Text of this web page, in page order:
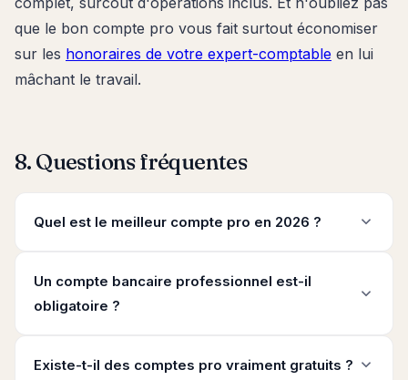
que le bon compte pro vous fait surtout économiser
sur les honoraires de votre expert-comptable en lui
mâchant le travail.
8. Questions fréquentes
Quel est le meilleur compte pro en 2026 ?
Un compte bancaire professionnel est-il
obligatoire ?
Existe-t-il des comptes pro vraiment gratuits ?